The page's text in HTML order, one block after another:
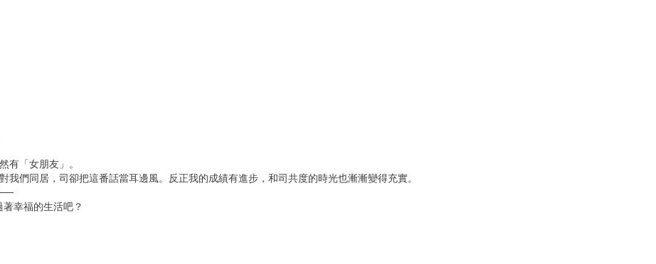
有「女朋友」。
們同居，司卻把這番話當耳邊風。反正我的成績有進步，和司共度的時光也漸漸變得充實。
──
幸福的生活吧？